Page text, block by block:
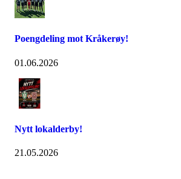
Poengdeling mot Kråkerøy!
01.06.2026
Nytt lokalderby!
21.05.2026